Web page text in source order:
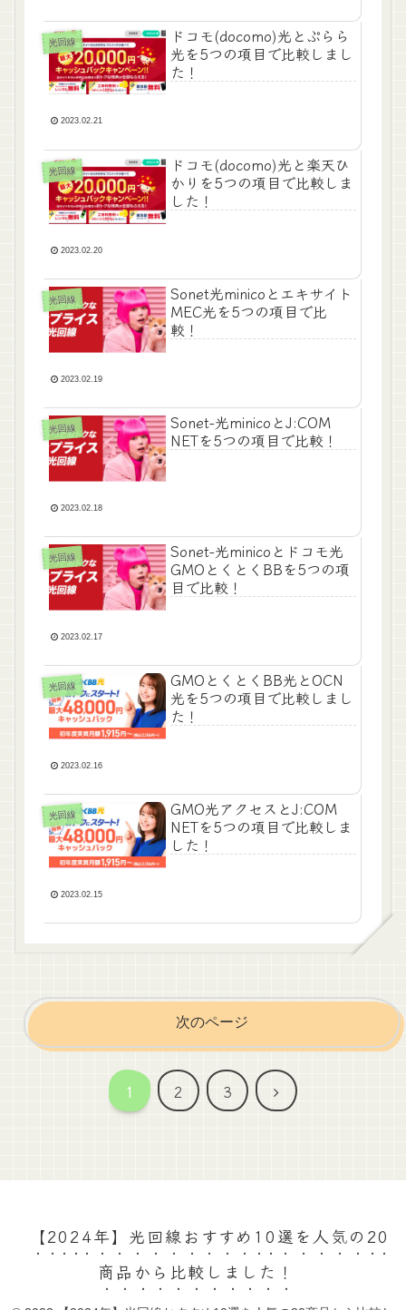
光回線
ドコモ(docomo)光とぷらら
光を5つの項目で比較しまし
た！
2023.02.21
光回線
ドコモ(docomo)光と楽天ひ
かりを5つの項目で比較しま
した！
2023.02.20
光回線
Sonet光minicoとエキサイト
MEC光を5つの項目で比
較！
2023.02.19
光回線
Sonet-光minicoとJ:COM
NETを5つの項目で比較！
2023.02.18
光回線
Sonet-光minicoとドコモ光
GMOとくとくBBを5つの項
目で比較！
2023.02.17
光回線
GMOとくとくBB光とOCN
光を5つの項目で比較しまし
た！
2023.02.16
光回線
GMO光アクセスとJ:COM
NETを5つの項目で比較しま
した！
2023.02.15
次のページ
1 2 3
次
【2024年】光回線おすすめ10選を人気の20
商品から比較しました！